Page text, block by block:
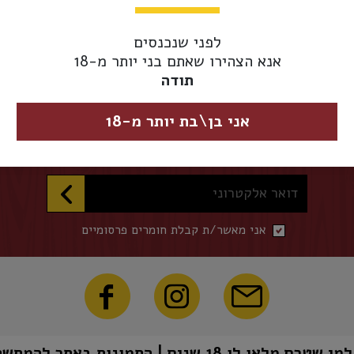
השארו מעודכנים
דואר אלקטרוני
אני מאשר/ת קבלת חומרים פרסומיים
לפני שנכנסים
אנא הצהירו שאתם בני יותר מ-18
תודה
אני בן\בת יותר מ-18